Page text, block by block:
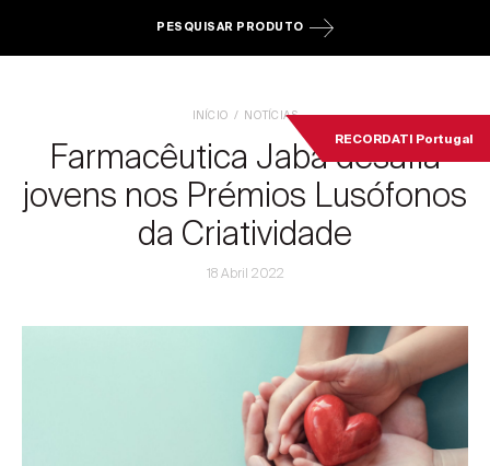
PESQUISAR PRODUTO
RECORDATI Portugal
INÍCIO NOTÍCIAS
Farmacêutica Jaba desafia
jovens nos Prémios Lusófonos
da Criatividade
18 Abril 2022